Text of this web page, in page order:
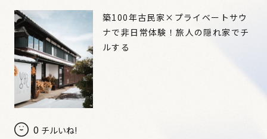
0 チルいね!
築100年古民家×プライベートサウ
ナで非日常体験！旅人の隠れ家でチ
ルする